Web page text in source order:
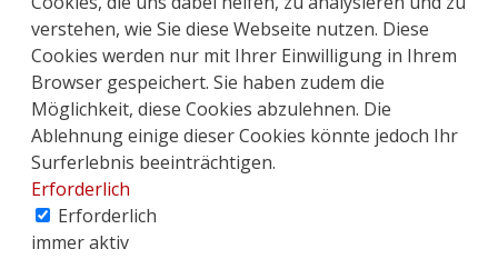
verstehen, wie Sie diese Webseite nutzen. Diese
Cookies werden nur mit Ihrer Einwilligung in Ihrem
Browser gespeichert. Sie haben zudem die
Möglichkeit, diese Cookies abzulehnen. Die
Ablehnung einige dieser Cookies könnte jedoch Ihr
Surferlebnis beeinträchtigen.
Erforderlich
Erforderlich
immer aktiv